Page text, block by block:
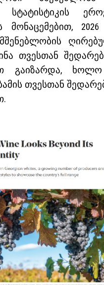
სტატისტიკის
მონაცემებით,
თვესთან
გაიზარდა,
თვესთან